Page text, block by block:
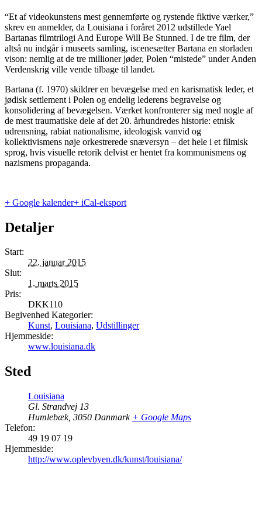
“Et af videokunstens mest gennemførte og rystende fiktive værker,”
skrev en anmelder, da Louisiana i foråret 2012 udstillede Yael
Bartanas filmtrilogi And Europe Will Be Stunned. I de tre film, der
altså nu indgår i museets samling, iscenesætter Bartana en storladen
vison: nemlig at de tre millioner jøder, Polen “mistede” under Anden
Verdenskrig ville vende tilbage til landet.
Bartana (f. 1970) skildrer en bevægelse med en karismatisk leder, et
jødisk settlement i Polen og endelig lederens begravelse og
konsolidering af bevægelsen. Værket konfronterer sig med nogle af
de mest traumatiske dele af det 20. århundredes historie: etnisk
udrensning, rabiat nationalisme, ideologisk vanvid og
kollektivismens nøje orkestrerede snæversyn – det hele i et filmisk
sprog, hvis visuelle retorik delvist er hentet fra kommunismens og
nazismens propaganda.
+ Google kalender+ iCal-eksport
Detaljer
Start:
22. januar 2015
Slut:
1. marts 2015
Pris:
DKK110
Begivenhed Kategorier:
Kunst, Louisiana, Udstillinger
Hjemmeside:
www.louisiana.dk
Sted
Louisiana
Gl. Strandvej 13
Humlebæk, 3050 Danmark + Google Maps
Telefon:
49 19 07 19
Hjemmeside:
http://www.oplevbyen.dk/kunst/louisiana/